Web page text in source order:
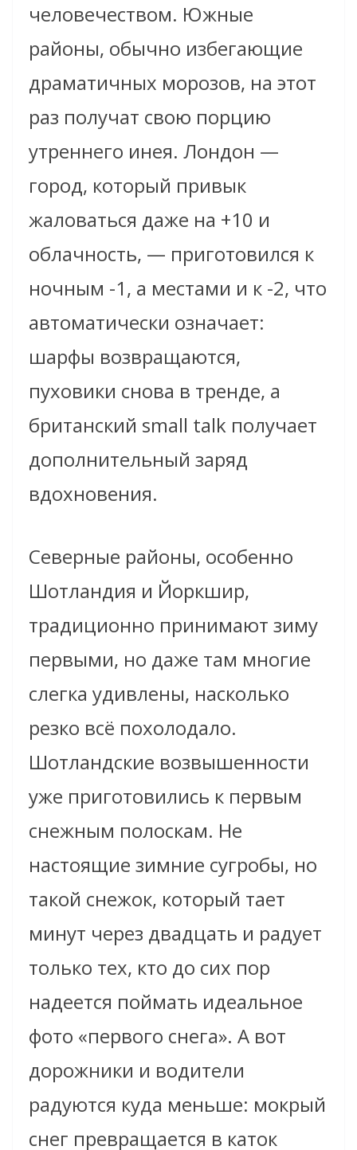
человечеством. Южные
районы, обычно избегающие
драматичных морозов, на этот
раз получат свою порцию
утреннего инея. Лондон —
город, который привык
жаловаться даже на +10 и
облачность, — приготовился к
ночным -1, а местами и к -2, что
автоматически означает:
шарфы возвращаются,
пуховики снова в тренде, а
британский small talk получает
дополнительный заряд
вдохновения.
Северные районы, особенно
Шотландия и Йоркшир,
традиционно принимают зиму
первыми, но даже там многие
слегка удивлены, насколько
резко всё похолодало.
Шотландские возвышенности
уже приготовились к первым
снежным полоскам. Не
настоящие зимние сугробы, но
такой снежок, который тает
минут через двадцать и радует
только тех, кто до сих пор
надеется поймать идеальное
фото «первого снега». А вот
дорожники и водители
радуются куда меньше: мокрый
снег превращается в каток